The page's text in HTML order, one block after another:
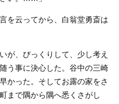
を云ってから、白翁堂勇斎は
が、びっくりして、少し考え
う事に決心した。谷中の三崎
かった。そしてお露の家をさ
まで隅から隅へ悉くさがし